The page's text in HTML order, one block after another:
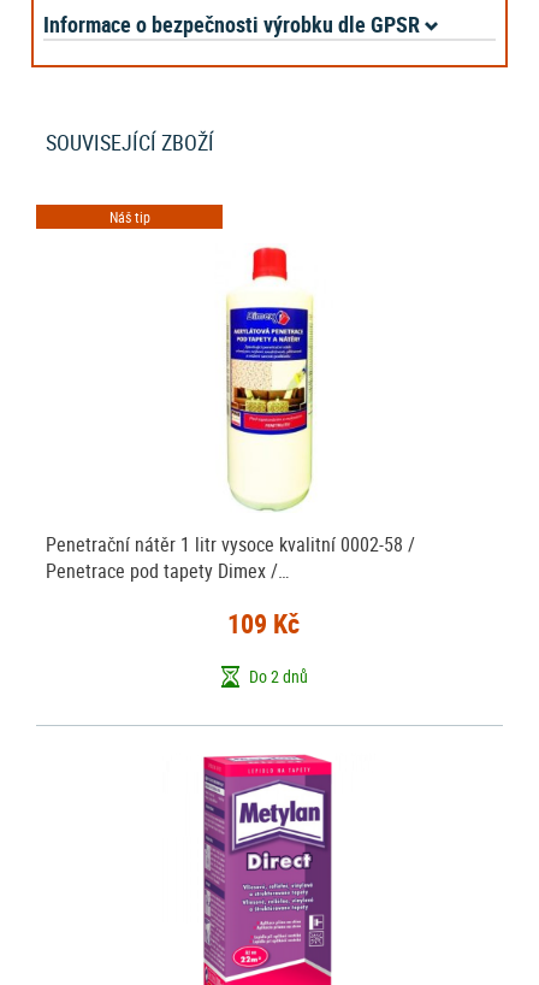
Informace o bezpečnosti výrobku dle GPSR
SOUVISEJÍCÍ ZBOŽÍ
Náš tip
Penetrační nátěr 1 litr vysoce kvalitní 0002-58 /
Penetrace pod tapety Dimex /…
109 Kč
Do 2 dnů